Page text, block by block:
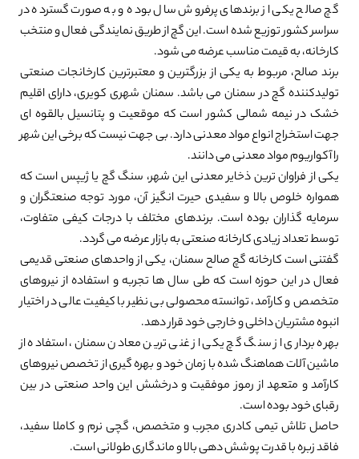
گچ صالح یکی از برندهای پرفروش سال بوده و به صورت گسترده در
سراسر کشور توزیع شده است. این گچ از طریق نمایندگی فعال و منتخب
کارخانه، به قیمت مناسب عرضه می شود.
برند صالح، مربوط به یکی از بزرگترین و معتبرترین کارخانجات صنعتی
تولیدکننده گچ در سمنان می باشد. سمنان شهری کویری، دارای اقلیم
خشک در نیمه شمالی کشور است که موقعیت و پتانسیل بالقوه ای
جهت استخراج انواع مواد معدنی دارد. بی جهت نیست که برخی این شهر
را آکواریوم مواد معدنی می دانند.
یکی از فراوان ترین ذخایر معدنی این شهر، سنگ گچ یا ژیپس است که
همواره خلوص بالا و سفیدی حیرت انگیز آن، مورد توجه صنعتگران و
سرمایه گذاران بوده است. برندهای مختلف با درجات کیفی متفاوت،
توسط تعداد زیادی کارخانه صنعتی به بازار عرضه می گردد.
گفتنی است کارخانه گچ صالح سمنان، یکی از واحدهای صنعتی قدیمی
فعال در این حوزه است که طی سال ها تجربه و استفاده از نیروهای
متخصص و کارآمد، توانسته محصولی بی نظیر با کیفیت عالی در اختیار
انبوه مشتریان داخلی و خارجی خود قرار دهد.
بهره برداری از سنگ گچ یکی از غنی ترین معادن سمنان، استفاده از
ماشین آلات هماهنگ شده با زمان خود و بهره گیری از تخصص نیروهای
کارآمد و متعهد از رموز موفقیت و درخشش این واحد صنعتی در بین
رقبای خود بوده است.
حاصل تلاش تیمی کادری مجرب و متخصص، گچی نرم و کاملا سفید،
فاقد زبره با قدرت پوشش دهی بالا و ماندگاری طولانی است.